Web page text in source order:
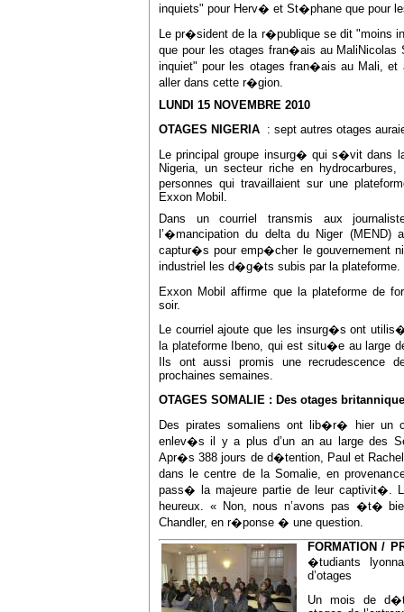
inquiets" pour Herv� et St�phane que pour
Le pr�sident de la r�publique se dit "moins
que pour les otages fran�ais au
inquiet" pour les otages fran�ais au Mali,
aller dans cette r�gion.
LUNDI 15 NOVEMBRE 2010
OTAGES NIGERIA
: sept autres otages
Le principal groupe insurg� qui s�vit dans
Nigeria, un secteur riche en
personnes qui travaillaient sur une
Exxon Mobil.
Dans un courriel transmis aux
l’�mancipation du delta du Niger
captur�s pour emp�cher le gouvernement
industriel les d�g�ts subis par la plateforme.
Exxon Mobil affirme que la plateforme de
soir.
Le courriel ajoute que les insurg�s ont
la plateforme Ibeno, qui est situ�e au large
Ils ont aussi promis une recrudescence
prochaines semaines.
OTAGES SOMALIE : Des otages
Des pirates somaliens ont lib�r� hier un
enlev�s il y a plus d’un an au large des
Apr�s 388 jours de d�tention, Paul et
dans le centre de la Somalie, en
pass� la majeure partie de leur captivit�.
heureux. « Non, nous n’avons pas �t�
Chandler, en r�ponse � une question.
FORMATION /
�tudiants
d’otages
Un mois de